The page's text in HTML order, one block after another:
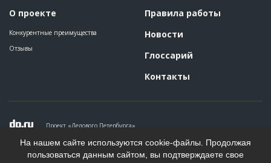
О проекте
Конкурентные преимущества
Отзывы
Правила работы
Новости
Глоссарий
Контакты
Проект «Делового Петербурга»
Политика конфиденциальности
Пользовательское соглашение
На информационном ресурсе применяются рекомендательные
На нашем сайте используются cookie-файлы. Продолжая
пользоваться данным сайтом, вы подтверждаете свое